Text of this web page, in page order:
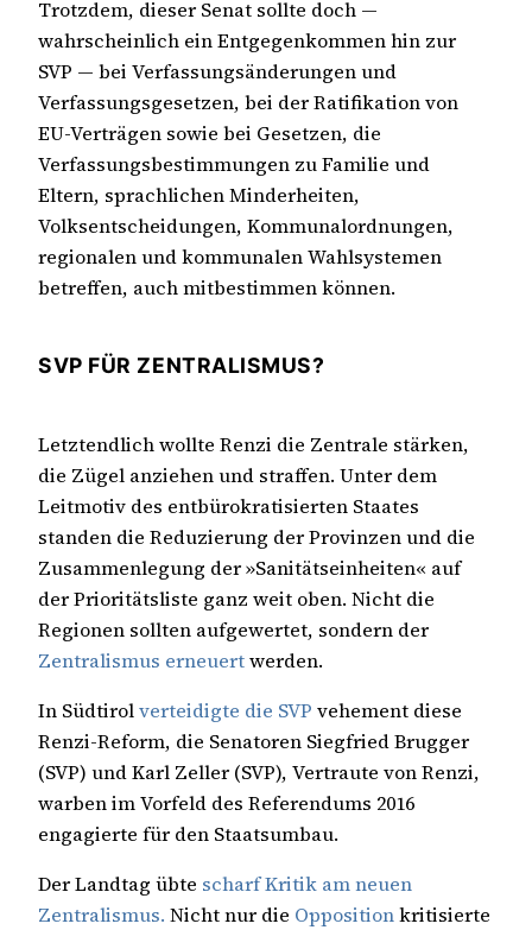
Trotzdem, dieser Senat sollte doch —
wahrscheinlich ein Entgegenkommen hin zur
SVP — bei Verfassungsänderungen und
Verfassungsgesetzen, bei der Ratifikation von
EU-Verträgen sowie bei Gesetzen, die
Verfassungsbestimmungen zu Familie und
Eltern, sprachlichen Minderheiten,
Volksentscheidungen, Kommunalordnungen,
regionalen und kommunalen Wahlsystemen
betreffen, auch mitbestimmen können.
SVP FÜR ZENTRALISMUS?
Letztendlich wollte Renzi die Zentrale stärken,
die Zügel anziehen und straffen. Unter dem
Leitmotiv des entbürokratisierten Staates
standen die Reduzierung der Provinzen und die
Zusammenlegung der »Sanitätseinheiten« auf
der Prioritätsliste ganz weit oben. Nicht die
Regionen sollten aufgewertet, sondern der
Zentralismus erneuertwerden.
In Südtirolverteidigte die SVP vehement diese
Renzi-Reform, die Senatoren Siegfried Brugger
(SVP) und Karl Zeller (SVP), Vertraute von Renzi,
warben im Vorfeld des Referendums 2016
engagierte für den Staatsumbau.
Der Landtag übte scharf Kritik am neuen
Zentralismus. Nicht nur die Oppositionkritisierte